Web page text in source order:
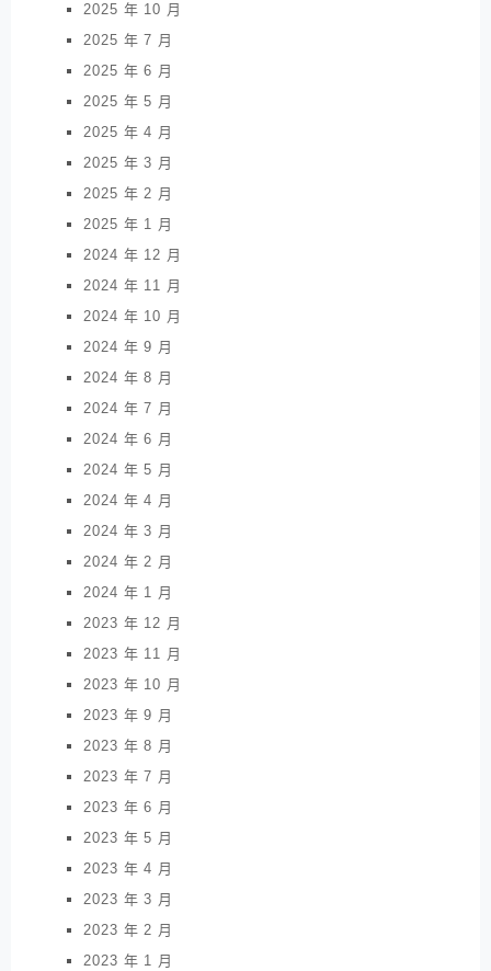
2025 年 10 月
2025 年 7 月
2025 年 6 月
2025 年 5 月
2025 年 4 月
2025 年 3 月
2025 年 2 月
2025 年 1 月
2024 年 12 月
2024 年 11 月
2024 年 10 月
2024 年 9 月
2024 年 8 月
2024 年 7 月
2024 年 6 月
2024 年 5 月
2024 年 4 月
2024 年 3 月
2024 年 2 月
2024 年 1 月
2023 年 12 月
2023 年 11 月
2023 年 10 月
2023 年 9 月
2023 年 8 月
2023 年 7 月
2023 年 6 月
2023 年 5 月
2023 年 4 月
2023 年 3 月
2023 年 2 月
2023 年 1 月